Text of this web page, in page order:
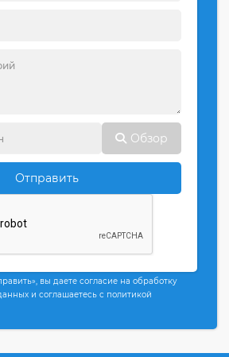
Обзор
Отправить
вы даете согласие на обработку
и соглашаетесь с политикой